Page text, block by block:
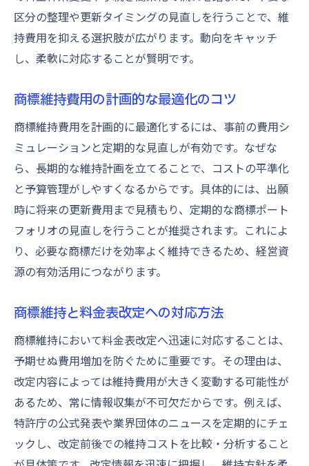
区分の整理や更新タイミングの見直しを行うことで、維
持費用を抑える選択肢が広がります。動向をキャッチ
し、柔軟に対応することが賢明です。
商標維持費用の計画的な最適化のコツ
商標維持費用を計画的に最適化するには、事前の費用シ
ミュレーションと定期的な見直しが有効です。なぜな
ら、長期的な維持計画を立てることで、コストの平準化
と予算管理がしやすくなるからです。具体的には、出願
時に将来の更新費用まで見積もり、定期的な商標ポート
フォリオの見直しを行うことが推奨されます。これによ
り、必要な商標だけを効率よく維持できるため、経営資
源の有効活用につながります。
商標維持と料金表改定への対応方法
商標維持において料金表改定へ迅速に対応することは、
予期せぬ費用増加を防ぐために重要です。その理由は、
改定内容によっては維持費用が大きく変動する可能性が
あるため、常に情報収集が不可欠だからです。例えば、
特許庁の公式発表や業界団体のニュースを定期的にチェ
ックし、改定前後での維持コストを比較・分析すること